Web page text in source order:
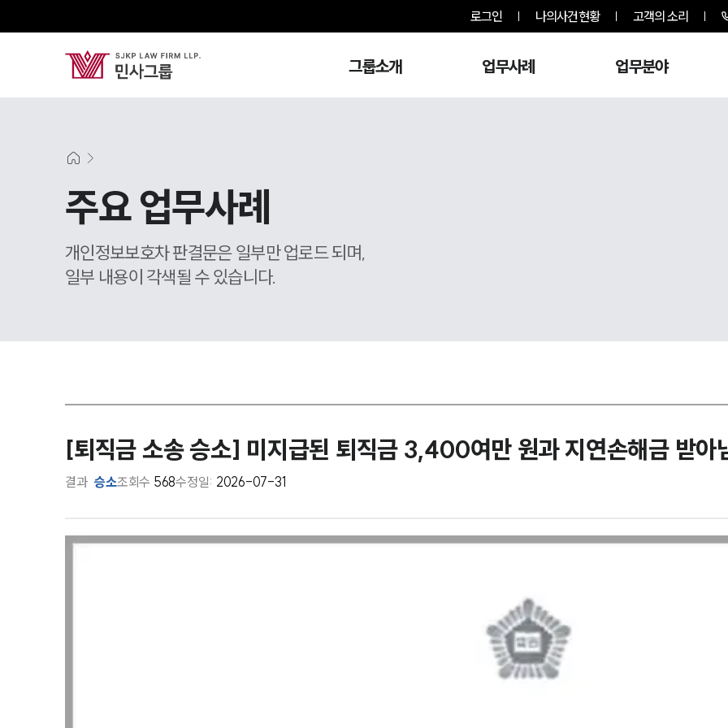
로그인 나의사건현황 고객의 소리
그룹소개 업무사례 업무분야
주요 업무사례
개인정보보호차 판결문은 일부만 업로드 되며,
일부 내용이 각색될 수 있습니다.
[퇴직금 소송 승소] 미지급된 퇴직금 3,400여만 원과 지연손해금 받아
결과 승소조회수 568수정일: 2026-07-31